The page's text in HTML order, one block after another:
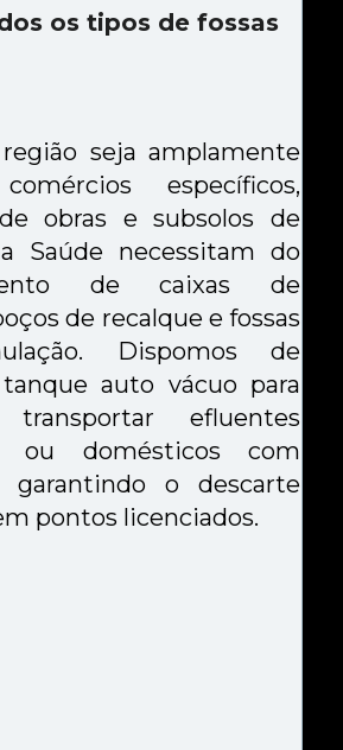
os tipos de fossas
seja amplamente
específicos,
obras e subsolos de
Saúde necessitam do
de caixas de
de recalque e fossas
Dispomos de
auto vácuo para
efluentes
ou domésticos com
garantindo o descarte
pontos licenciados.